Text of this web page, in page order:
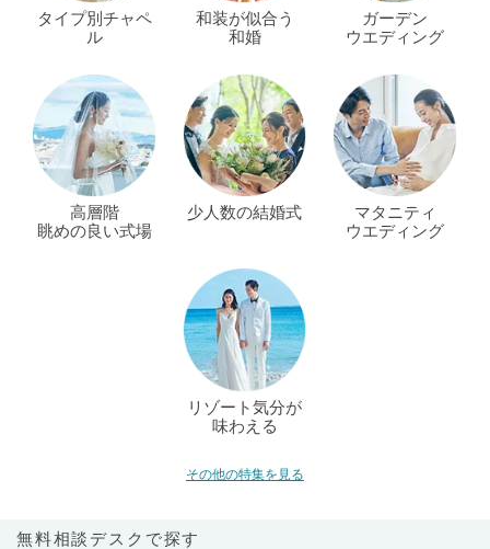
タイプ別チャペ
ル
和装が似合う
和婚
ガーデン
ウエディング
高層階
眺めの良い式場
少人数の結婚式
マタニティ
ウエディング
リゾート気分が
味わえる
その他の特集を見る
無料相談デスクで探す